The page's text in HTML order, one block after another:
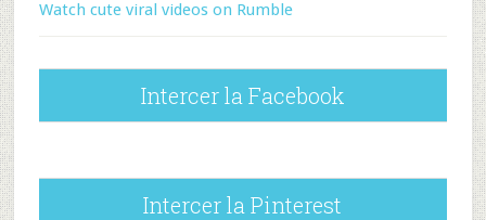
Watch cute viral videos on Rumble
Intercer la Facebook
Intercer la Pinterest